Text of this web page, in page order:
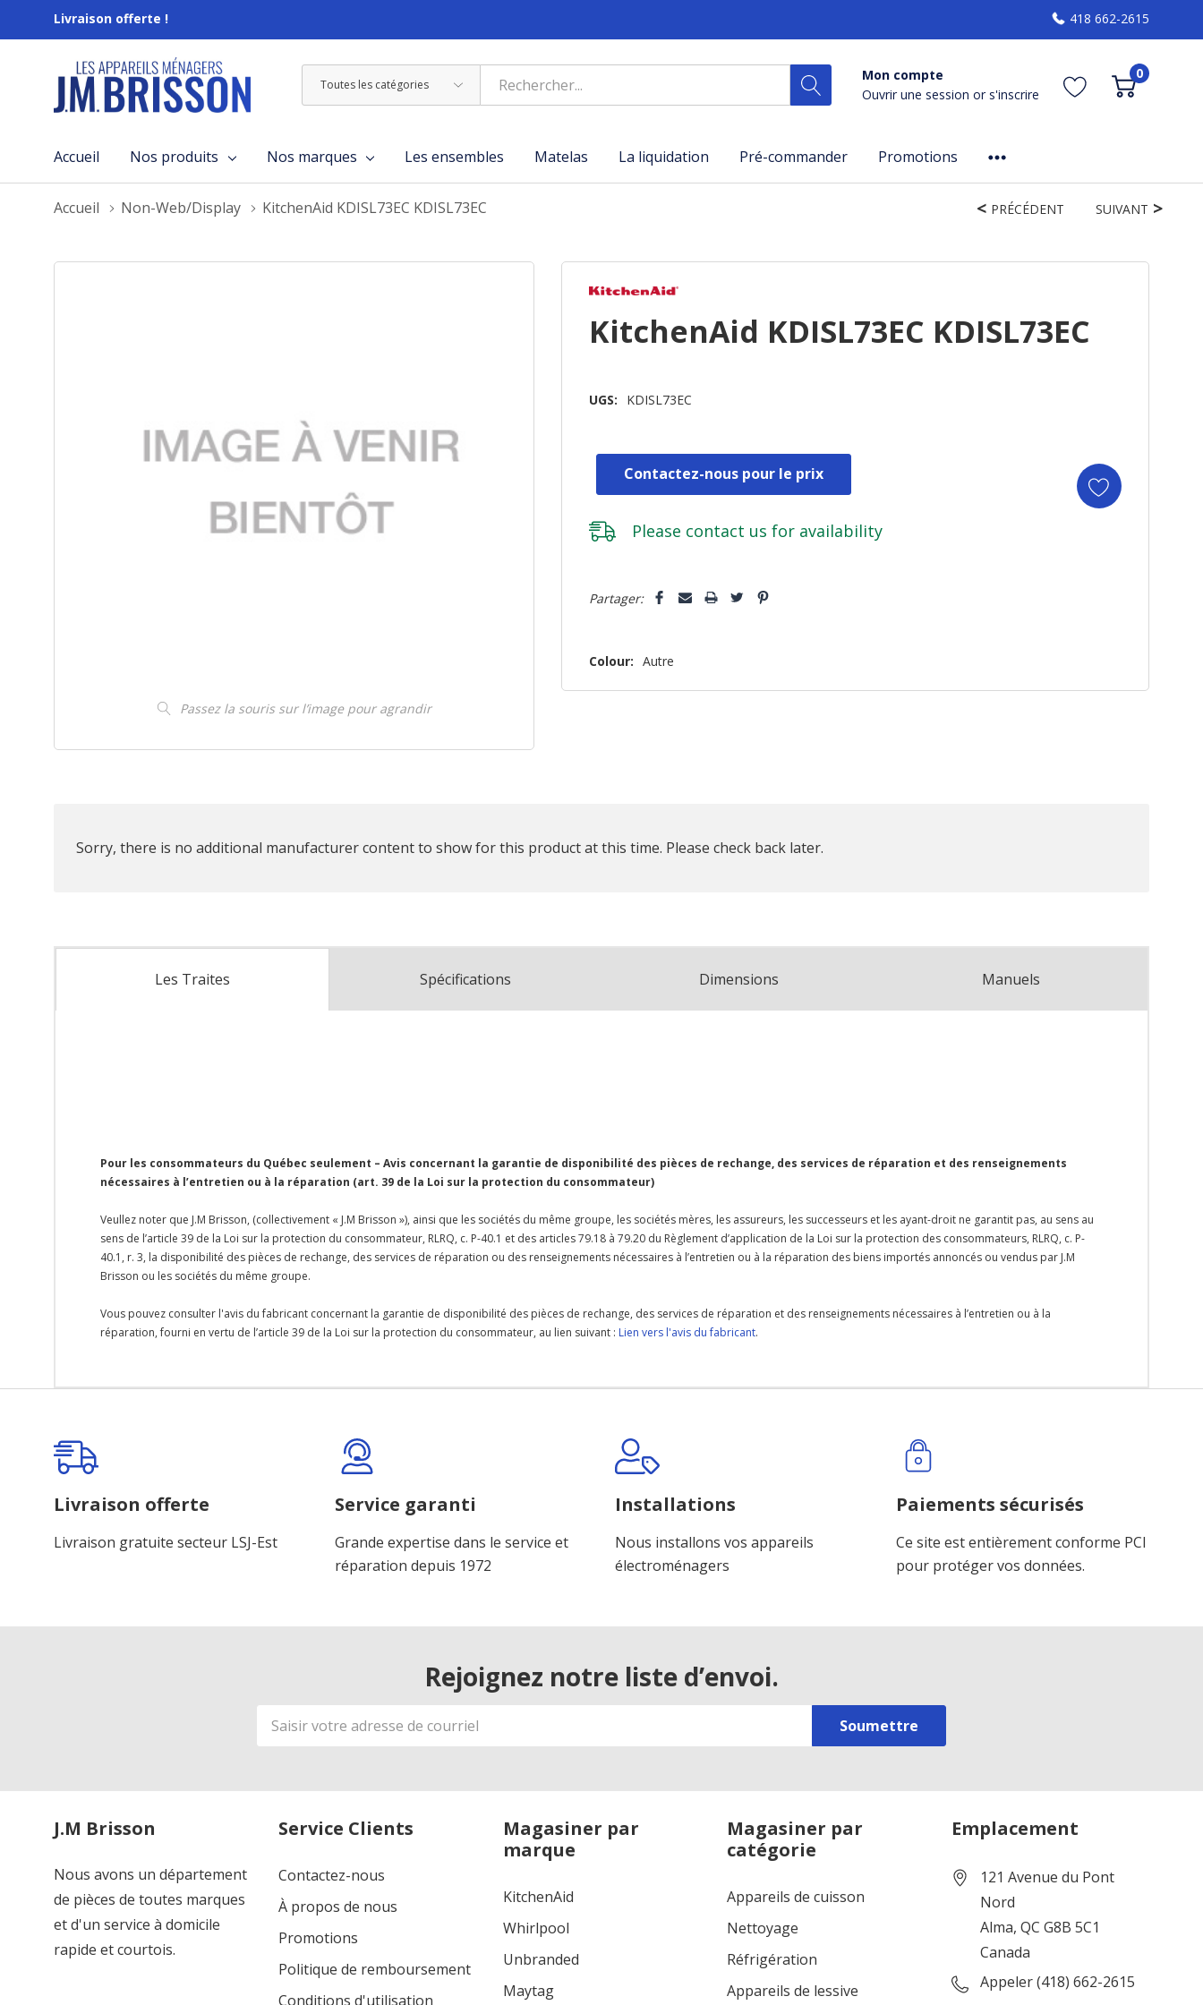
Livraison offerte ! 418 662-2615
Toutes
les
Rechercher
Mon compte
Ouvrir une session or s'inscrire
0
Accueil Nos produits Nos marques Les ensembles Matelas La liquidation Pré-commander Promotions
Accueil Non-Web/Display KitchenAid KDISL73EC KDISL73EC
Passez la souris sur l’image pour agrandir
PRÉCÉDENT SUIVANT
KitchenAid KDISL73EC KDISL73EC
UGS: KDISL73EC
Contactez-nous pour le prix
Please contact us for availability
vous!
Partager:
Colour: Autre
Sorry, there is no additional manufacturer content to show for this product at this time. Please check back later.
Les Traites Spécifications Dimensions Manuels
Pour les consommateurs du Québec seulement – Avis concernant la garantie de disponibilité des pièces de rechange, des services de réparation et des renseignements
nécessaires à l’entretien ou à la réparation (art. 39 de la Loi sur la protection du consommateur)
Veullez noter que J.M Brisson, (collectivement « J.M Brisson »), ainsi que les sociétés du même groupe, les sociétés mères, les assureurs, les successeurs et les ayant-droit ne garantit pas, au sens au
sens de l’article 39 de la Loi sur la protection du consommateur, RLRQ, c. P-40.1 et des articles 79.18 à 79.20 du Règlement d’application de la Loi sur la protection des consommateurs, RLRQ, c. P-
40.1, r. 3, la disponibilité des pièces de rechange, des services de réparation ou des renseignements nécessaires à l’entretien ou à la réparation des biens importés annoncés ou vendus par J.M
Brisson ou les sociétés du même groupe.
Vous pouvez consulter l'avis du fabricant concernant la garantie de disponibilité des pièces de rechange, des services de réparation et des renseignements nécessaires à l’entretien ou à la
réparation, fourni en vertu de l’article 39 de la Loi sur la protection du consommateur, au lien suivant : Lien vers l'avis du fabricant.
personnalisé
Livraison offerte
Livraison gratuite secteur LSJ-Est
Service garanti
Grande expertise dans le service et
réparation depuis 1972
Installations
Nous installons vos appareils
électroménagers
Paiements sécurisés
Ce site est entièrement conforme PCI
pour protéger vos données.
Rejoignez notre liste d’envoi.
Adresse
de
J.M Brisson
Nous avons un département
de pièces de toutes marques
et d'un service à domicile
rapide et courtois.
Service Clients
Contactez-nous
À propos de nous
Promotions
Politique de remboursement
Conditions d'utilisation
Magasiner par
marque
KitchenAid
Whirlpool
Unbranded
Maytag
Magasiner par
catégorie
Appareils de cuisson
Nettoyage
Réfrigération
Appareils de lessive
Emplacement
121 Avenue du Pont
Nord
Alma, QC G8B 5C1
Canada
Appeler (418) 662-2615